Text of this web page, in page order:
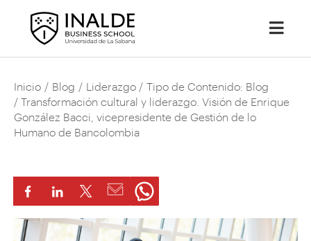
Inicio / Blog / Liderazgo / Tipo de Contenido: Blog
/ Transformación cultural y liderazgo. Visión de Enrique
González Bacci, vicepresidente de Gestión de lo
Humano de Bancolombia